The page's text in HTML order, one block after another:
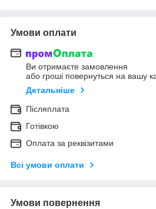
Умови оплати
Ви отримаєте замовлення
або гроші повернуться на вашу
Детальніше
Післяплата
Готівкою
Оплата за реквізитами
Всі умови оплати
Умови повернення